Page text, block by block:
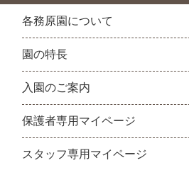
各務原園について
園の特長
入園のご案内
保護者専用マイページ
スタッフ専用マイページ